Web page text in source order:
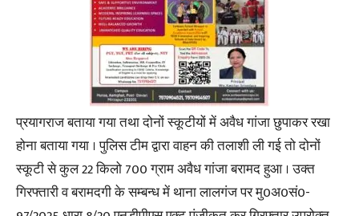
प्रयागराज बताया गया तथा दोनों स्कूटीयों में अवैध गांजा छुपाकर रखा
होना बताया गया । पुलिस टीम द्वारा वाहन की तलाशी ली गई तो दोनों
स्कूटी से कुल 22 किलो 700 ग्राम अवैध गांजा बरामद हुआ । उक्त
गिरफ्तारी व बरामदगी के सम्बन्ध में थाना लालगंज पर मु0अ0सं0-